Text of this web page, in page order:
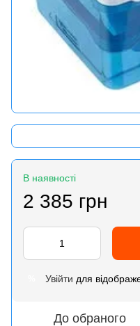
В наявності
2 385 грн
Увійти для
До обраного